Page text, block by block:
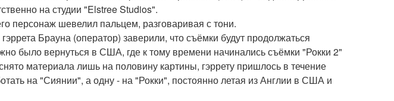
на студии "Elstree Studios".
персонаж шевелил пальцем, разговаривая с тони.
Брауна (оператор) заверили, что съёмки будут продолжаться
было вернуться в США, где к тому времени начинались съёмки "Рокки 2"
материала лишь на половину картины, гэррету пришлось в течение
на "Сиянии", а одну - на "Рокки", постоянно летая из Англии в США и